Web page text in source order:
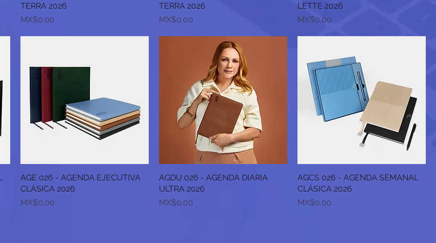
TERRA 2026
Price
MX$0.00
TERRA 2026
Price
MX$0.00
LETTE 2026
Price
MX$0.00
AGE 026 - AGENDA EJECUTIVA
CLÁSICA 2026
Price
MX$0.00
AGDU 026 - AGENDA DIARIA
ULTRA 2026
Price
MX$0.00
AGCS 026 - AGENDA SEMANAL
CLÁSICA 2026
Price
MX$0.00